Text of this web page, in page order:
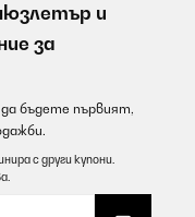
и
за
бъдете първият,
с други купони.